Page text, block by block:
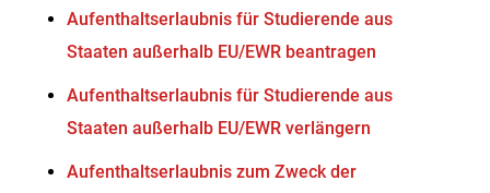
Aufenthaltserlaubnis für Studierende aus
Staaten außerhalb EU/EWR beantragen
Aufenthaltserlaubnis für Studierende aus
Staaten außerhalb EU/EWR verlängern
Aufenthaltserlaubnis zum Zweck der